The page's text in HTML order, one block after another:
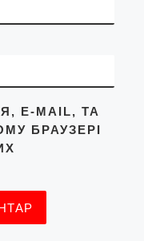
E-MAIL, ТА
БРАУЗЕРІ